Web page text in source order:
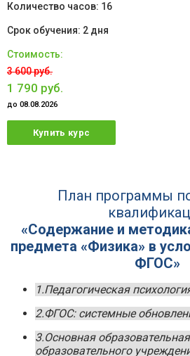
16
2 дня
3 600 руб.
1 790 руб.
до 08.08.2026
Купить курс
План программы
«Содержание и
предмета «Физика» в
ФГОС»
1.Педагогическая
2.ФГОС: системные
3.Основная
образовательного